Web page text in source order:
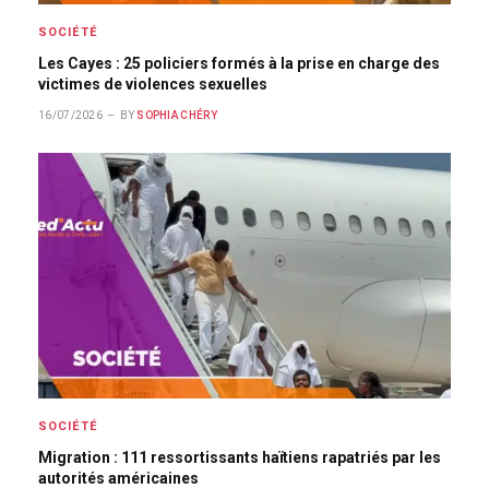
SOCIÉTÉ
Les Cayes : 25 policiers formés à la prise en charge des
victimes de violences sexuelles
16/07/2026 BY SOPHIA CHÉRY
SOCIÉTÉ
Migration : 111 ressortissants haïtiens rapatriés par les
autorités américaines